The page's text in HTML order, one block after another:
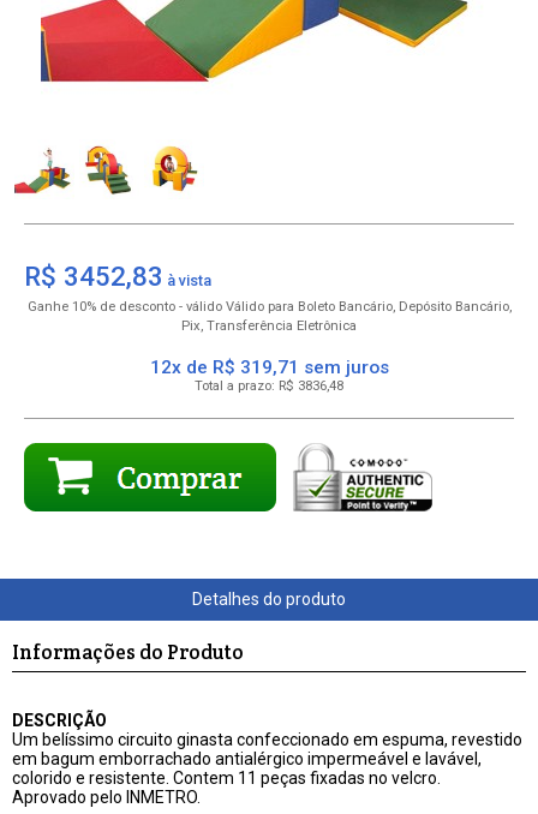
R$ 3836,48
12x de R$ 319,71
10% de desconto
para Boleto Bancário, Depósito Bancário,
Pix, Transferência Eletrônica
R$ 3452,83
Informações do Produto
DESCRIÇÃO
Um belíssimo circuito ginasta confeccionado em espuma, revestido
em bagum emborrachado antialérgico impermeável e lavável,
colorido e resistente. Contem 11 peças fixadas no velcro.
Aprovado pelo INMETRO.